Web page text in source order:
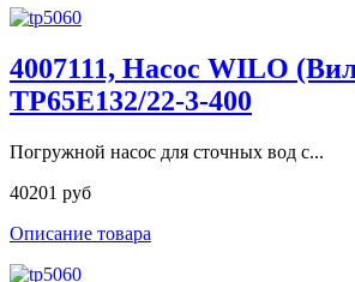
4007111, Насос WILO
TP65E132/22-3-400
Погружной насос для сточных вод с...
40201 руб
Описание товара